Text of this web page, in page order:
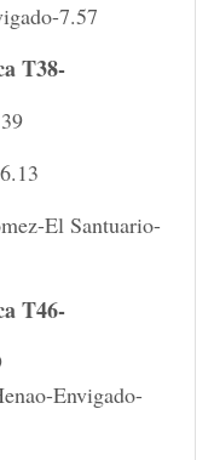
7.57
T38-
El Santuario-
T46-
Envigado-